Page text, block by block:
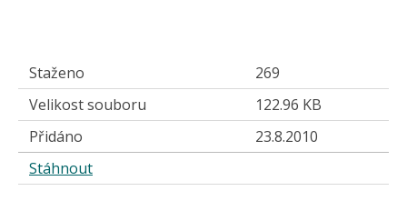
Staženo
269
Velikost souboru
122.96 KB
Přidáno
23.8.2010
Stáhnout